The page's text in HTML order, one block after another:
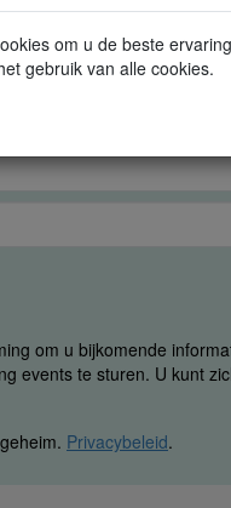
om u de beste
gebruik van alle cookies.
om u bijkomende
events te sturen. U kunt
Privacybeleid.